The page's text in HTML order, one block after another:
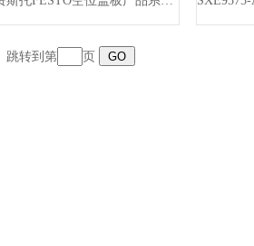
跳转到第 页